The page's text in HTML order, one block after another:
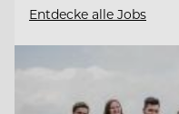
Entdecke alle Jobs